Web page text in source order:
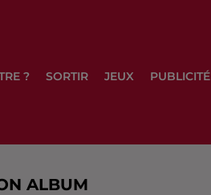
? SORTIR JEUX PUBLICITÉ
ALBUM